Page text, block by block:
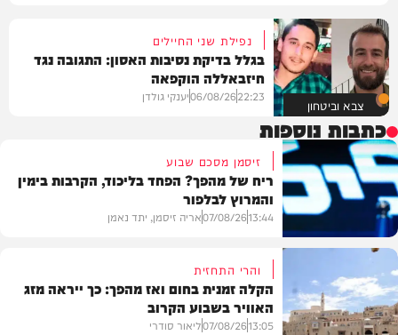
צבא וביטחון
נפילת שני החיילים
בגלל בדיקת נסיבות האסון: התגובה נגד
חיזבאללה הוקפאה
22:23
06/08/26יענקי גולדן
כתבות נוספות
פוליטי
זיסמן מסכם שבוע
ריח של מהפך? הפחד בליכוד, הקרבות בימין
והמרוץ לבלפור
13:44
07/08/26אריה זיסמן, יתד נאמן
והרי התחזית
הקלה זמנית בחום ואז מהפך: כך ייראה מזג
האוויר בשבוע הקרוב
13:05
07/08/26ליאור סודרי